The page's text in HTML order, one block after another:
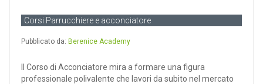
Corsi Parrucchiere e acconciatore
Pubblicato da: Berenice Academy
Il Corso di Acconciatore mira a formare una figura
professionale polivalente che lavori da subito nel mercato